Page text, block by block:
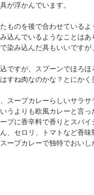
が浮かんでいます。
ものを後で合わせているよ
込んでいるようなことはあ
染み込んだ具もいいです
ですが、スプーンでほろ
すね肉なのかな？とにかく
スープカレーらしいサラサ
うよりも欧風カレーと言
プに香辛料で香りとスパイ
、セロリ、トマトなど香
ープカレーで独特でおいし